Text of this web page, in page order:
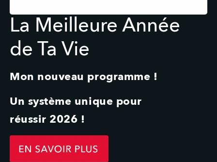
La Meilleure Année
de Ta Vie
Mon nouveau programme !
Un système unique pour
réussir 2026 !